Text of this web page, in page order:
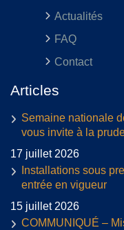
Actualités
FAQ
Contact
Articles
Semaine nationale
vous invite à la
17 juillet 2026
Installations sous
entrée en vigueur
15 juillet 2026
COMMUNIQUÉ –